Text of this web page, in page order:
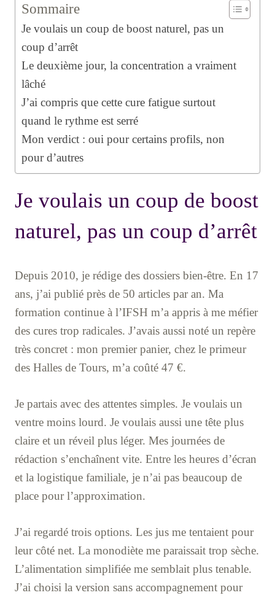
Sommaire
Je voulais un coup de boost naturel, pas un
coup d’arrêt
Le deuxième jour, la concentration a vraiment
lâché
J’ai compris que cette cure fatigue surtout
quand le rythme est serré
Mon verdict : oui pour certains profils, non
pour d’autres
Je voulais un coup de boost
naturel, pas un coup d’arrêt
Depuis 2010, je rédige des dossiers bien-être. En 17
ans, j’ai publié près de 50 articles par an. Ma
formation continue à l’IFSH m’a appris à me méfier
des cures trop radicales. J’avais aussi noté un repère
très concret : mon premier panier, chez le primeur
des Halles de Tours, m’a coûté 47 €.
Je partais avec des attentes simples. Je voulais un
ventre moins lourd. Je voulais aussi une tête plus
claire et un réveil plus léger. Mes journées de
rédaction s’enchaînent vite. Entre les heures d’écran
et la logistique familiale, je n’ai pas beaucoup de
place pour l’approximation.
J’ai regardé trois options. Les jus me tentaient pour
leur côté net. La monodiète me paraissait trop sèche.
L’alimentation simplifiée me semblait plus tenable.
J’ai choisi la version sans accompagnement pour